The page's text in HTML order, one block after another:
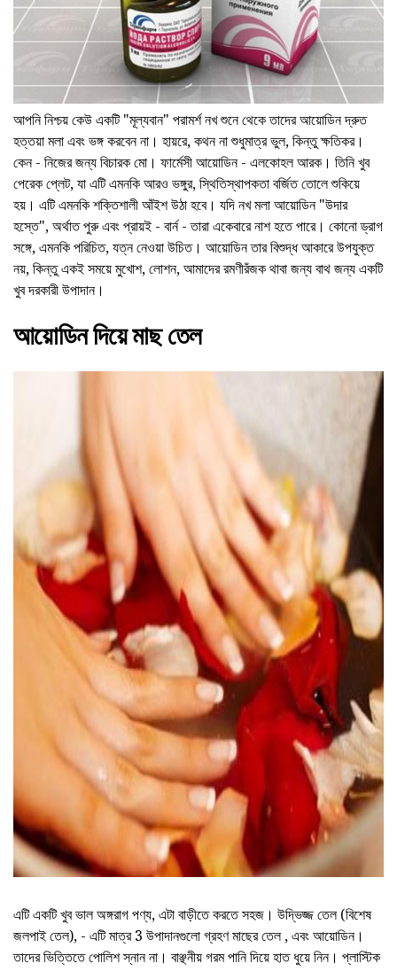
আপনি নিশ্চয় কেউ একটি "মূল্যবান" পরামর্শ নখ শুনে থেকে তাদের আয়োডিন দ্রুত
হত্তয়া মলা এবং ভঙ্গ করবেন না। হায়রে, কথন না শুধুমাত্র ভুল, কিন্তু ক্ষতিকর।
কেন - নিজের জন্য বিচারক মো। ফার্মেসী আয়োডিন - এলকোহল আরক। তিনি খুব
পেরেক প্লেট, যা এটি এমনকি আরও ভঙ্গুর, স্থিতিস্থাপকতা বর্জিত তোলে শুকিয়ে
হয়। এটি এমনকি শক্তিশালী আঁইশ উঠা হবে। যদি নখ মলা আয়োডিন "উদার
হস্তে", অর্থাত পুরু এবং প্রায়ই - বার্ন - তারা একেবারে নাশ হতে পারে। কোনো ড্রাগ
সঙ্গে, এমনকি পরিচিত, যত্ন নেওয়া উচিত। আয়োডিন তার বিশুদ্ধ আকারে উপযুক্ত
নয়, কিন্তু একই সময়ে মুখোশ, লোশন, আমাদের রমণীরঁজক থাবা জন্য বাথ জন্য একটি
খুব দরকারী উপাদান।
আয়োডিন দিয়ে মাছ তেল
AD
এটি একটি খুব ভাল অঙ্গরাগ পণ্য, এটা বাড়ীতে করতে সহজ। উদ্ভিজ্জ তেল (বিশেষ
জলপাই তেল), - এটি মাত্র 3 উপাদানগুলো গ্রহণ মাছের তেল , এবং আয়োডিন।
তাদের ভিত্তিতে পোলিশ স্নান না। বাঞ্ছনীয় গরম পানি দিয়ে হাত ধুয়ে নিন। প্লাস্টিক